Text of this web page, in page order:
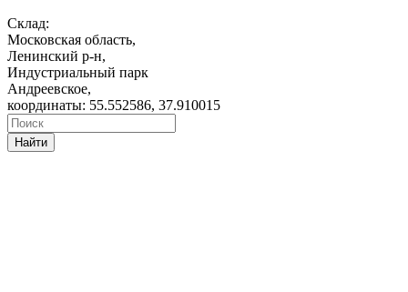
Склад:
Московская область,
Ленинский р-н,
Индустриальный парк
Андреевское,
координаты: 55.552586, 37.910015
Найти